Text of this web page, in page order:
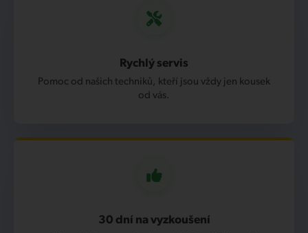
Rychlý servis
Pomoc od našich techniků, kteří jsou vždy jen kousek
od vás.
30 dní na vyzkoušení